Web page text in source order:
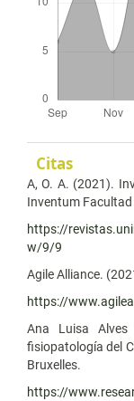
Citas
A, O. A. (2021).
Inventum Facultad
https://
w/9/9
Agile Alliance.
https://
Ana Luisa
fisiopatología del
Bruxelles.
https://